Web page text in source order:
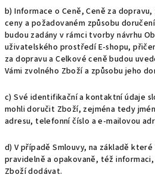
b) Informace o Ceně, Ceně za
ceny a požadovaném způsobu
budou zadány v rámci tvorby návrhu
uživatelského prostředí E-shopu,
za dopravu a Celkové ceně budou
Vámi zvolného Zboží a způsobu jeho
c) Své identifikační a kontaktní údaje
mohli doručit Zboží, zejména tedy
adresu, telefonní číslo a e-mailovou
d) V případě Smlouvy, na základě
pravidelně a opakovaně, též informaci,
Zboží dodávat.